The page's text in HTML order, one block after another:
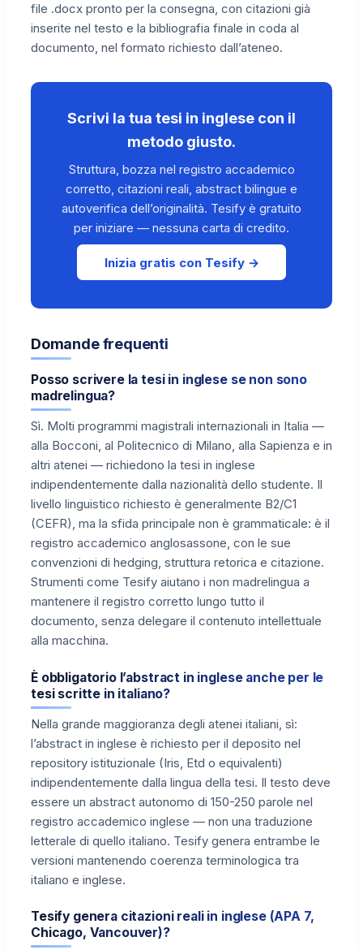
file .docx pronto per la consegna, con citazioni già
inserite nel testo e la bibliografia finale in coda al
documento, nel formato richiesto dall’ateneo.
Scrivi la tua tesi in inglese con il
metodo giusto.
Struttura, bozza nel registro accademico
corretto, citazioni reali, abstract bilingue e
autoverifica dell’originalità. Tesify è gratuito
per iniziare — nessuna carta di credito.
Inizia gratis con Tesify →
Domande frequenti
Posso scrivere la tesi in inglese se non sono
madrelingua?
Sì. Molti programmi magistrali internazionali in Italia —
alla Bocconi, al Politecnico di Milano, alla Sapienza e in
altri atenei — richiedono la tesi in inglese
indipendentemente dalla nazionalità dello studente. Il
livello linguistico richiesto è generalmente B2/C1
(CEFR), ma la sfida principale non è grammaticale: è il
registro accademico anglosassone, con le sue
convenzioni di hedging, struttura retorica e citazione.
Strumenti come Tesify aiutano i non madrelingua a
mantenere il registro corretto lungo tutto il
documento, senza delegare il contenuto intellettuale
alla macchina.
È obbligatorio l’abstract in inglese anche per le
tesi scritte in italiano?
Nella grande maggioranza degli atenei italiani, sì:
l’abstract in inglese è richiesto per il deposito nel
repository istituzionale (Iris, Etd o equivalenti)
indipendentemente dalla lingua della tesi. Il testo deve
essere un abstract autonomo di 150-250 parole nel
registro accademico inglese — non una traduzione
letterale di quello italiano. Tesify genera entrambe le
versioni mantenendo coerenza terminologica tra
italiano e inglese.
Tesify genera citazioni reali in inglese (APA 7,
Chicago, Vancouver)?